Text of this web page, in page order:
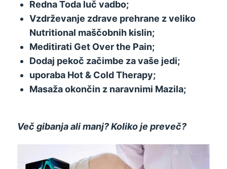
Redna Toda luč vadbo;
Vzdrževanje zdrave prehrane z veliko
Nutritional maščobnih kislin;
Meditirati Get Over the Pain;
Dodaj pekoč začimbe za vaše jedi;
uporaba Hot & Cold Therapy;
Masaža okončin z naravnimi Mazila;
Več gibanja ali manj? Koliko je preveč?